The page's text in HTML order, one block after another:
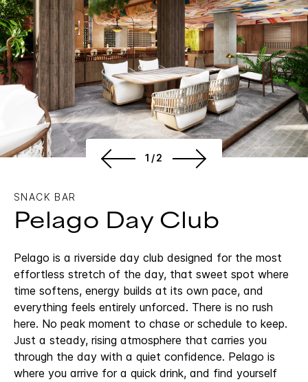
1/2
SNACK BAR
Pelago Day Club
Pelago is a riverside day club designed for the most
effortless stretch of the day, that sweet spot where
time softens, energy builds at its own pace, and
everything feels entirely unforced. There is no rush
here. No peak moment to chase or schedule to keep.
Just a steady, rising atmosphere that carries you
through the day with a quiet confidence. Pelago is
where you arrive for a quick drink, and find yourself